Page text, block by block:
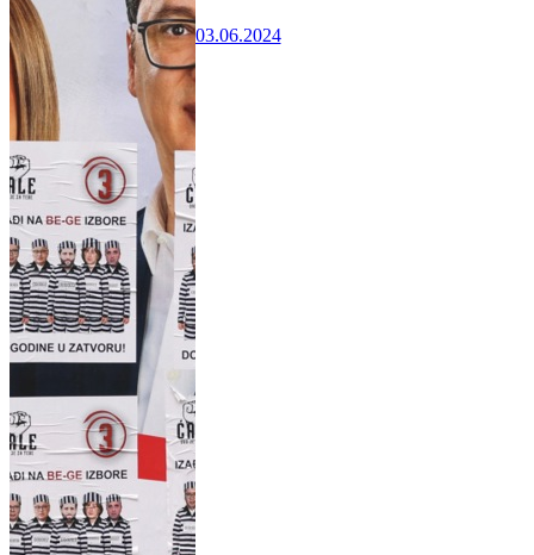
03.06.2024